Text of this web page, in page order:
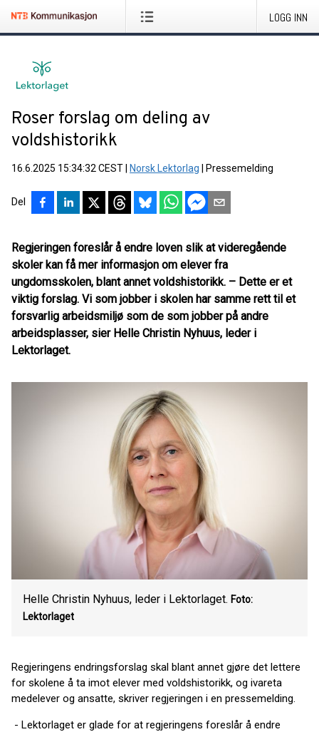
LOGG INN
Roser forslag om deling av
voldshistorikk
16.6.2025 15:34:32 CEST Norsk Lektorlag Pressemelding
Del
Regjeringen foreslår å endre loven slik at videregående
skoler kan få mer informasjon om elever fra
ungdomsskolen, blant annet voldshistorikk. – Dette er et
viktig forslag. Vi som jobber i skolen har samme rett til et
forsvarlig arbeidsmiljø som de som jobber på andre
arbeidsplasser, sier Helle Christin Nyhuus, leder i
Lektorlaget.
Helle Christin Nyhuus, leder i Lektorlaget. Foto:
Lektorlaget
Regjeringens endringsforslag skal blant annet gjøre det lettere
for skolene å ta imot elever med voldshistorikk, og ivareta
medelever og ansatte, skriver regjeringen i en pressemelding.
- Lektorlaget er glade for at regjeringens foreslår å endre